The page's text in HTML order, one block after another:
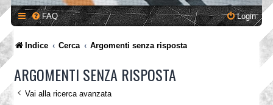
FAQ Login
Indice Cerca Argomenti senza risposta
ARGOMENTI SENZA RISPOSTA
Vai alla ricerca avanzata